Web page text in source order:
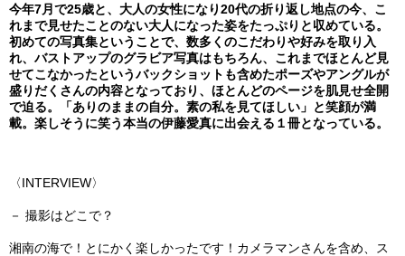
今年7月で25歳と、大人の女性になり20代の折り返し地点の今、こ
れまで見せたことのない大人になった姿をたっぷりと収めている。
初めての写真集ということで、数多くのこだわりや好みを取り入
れ、バストアップのグラビア写真はもちろん、これまでほとんど見
せてこなかったというバックショットも含めたポーズやアングルが
盛りだくさんの内容となっており、ほとんどのページを肌見せ全開
で迫る。「ありのままの自分。素の私を見てほしい」と笑顔が満
載。楽しそうに笑う本当の伊藤愛真に出会える１冊となっている。
〈INTERVIEW〉
－ 撮影はどこで？
湘南の海で！とにかく楽しかったです！カメラマンさんを含め、ス